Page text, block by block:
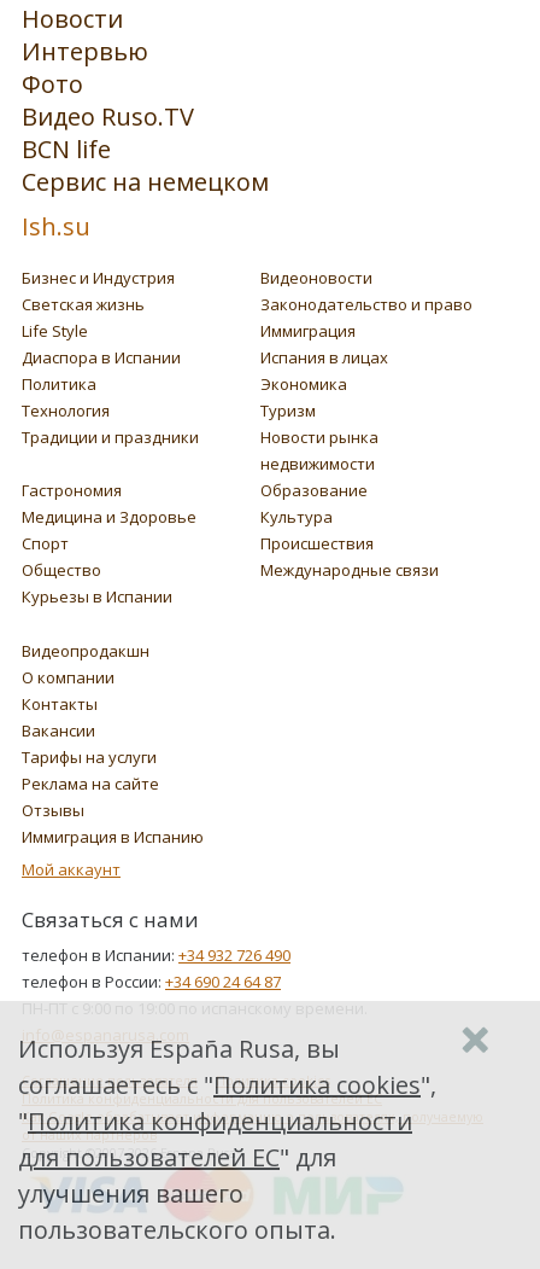
Новости
Интервью
Фото
Видео Ruso.TV
BCN life
Сервис на немецком
Ish.su
Бизнес и Индустрия
Видеоновости
Светская жизнь
Законодательство и право
Life Style
Иммиграция
Диаспора в Испании
Испания в лицах
Политика
Экономика
Технология
Туризм
Традиции и праздники
Новости рынка
недвижимости
Гастрономия
Образование
Медицина и Здоровье
Культура
Спорт
Происшествия
Общество
Международные связи
Курьезы в Испании
Видеопродакшн
О компании
Контакты
Вакансии
Тарифы на услуги
Реклама на сайте
Отзывы
Иммиграция в Испанию
Мой аккаунт
Связаться с нами
телефон в Испании: +34 932 726 490
телефон в России: +34 690 24 64 87
ПН-ПТ с 9:00 по 19:00 по испанскому времени.
info@espanarusa.com
Соглашение пользователя
Политика cookies
Политика конфиденциальности для пользователей ЕС
Как Google обрабатывает информацию о пользователях, получаемую
от наших партнеров
Copyright ©2007-2026 Espana Rusa
Используя España Rusa, вы
соглашаетесь с "Политика cookies",
"Политика конфиденциальности
для пользователей ЕС" для
улучшения вашего
пользовательского опыта.